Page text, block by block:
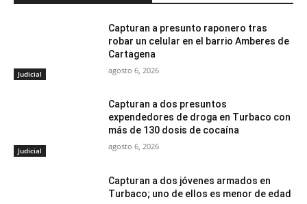
Judicial
Capturan a presunto raponero tras
robar un celular en el barrio Amberes de
Cartagena
agosto 6, 2026
Judicial
Capturan a dos presuntos
expendedores de droga en Turbaco con
más de 130 dosis de cocaína
agosto 6, 2026
Capturan a dos jóvenes armados en
Turbaco; uno de ellos es menor de edad